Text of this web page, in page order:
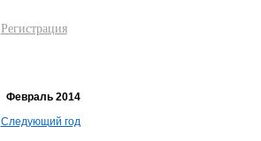
Регистрация
Февраль 2014
Следующий год